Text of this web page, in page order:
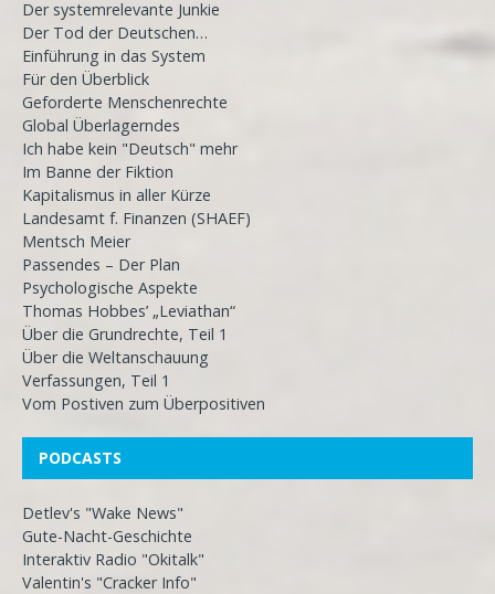
Der systemrelevante Junkie
Der Tod der Deutschen…
Einführung in das System
Für den Überblick
Geforderte Menschenrechte
Global Überlagerndes
Ich habe kein "Deutsch" mehr
Im Banne der Fiktion
Kapitalismus in aller Kürze
Landesamt f. Finanzen (SHAEF)
Mentsch Meier
Passendes – Der Plan
Psychologische Aspekte
Thomas Hobbes’ „Leviathan“
Über die Grundrechte, Teil 1
Über die Weltanschauung
Verfassungen, Teil 1
Vom Postiven zum Überpositiven
PODCASTS
Detlev's "Wake News"
Gute-Nacht-Geschichte
Interaktiv Radio "Okitalk"
Valentin's "Cracker Info"